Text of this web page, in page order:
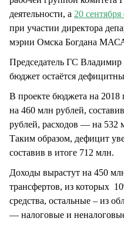
деятельности, а 20
при участии директора
мэрии Омска Богдана
Председатель ГС
бюджет остаётся
В проекте бюджета на
на 460 млн рублей,
рублей, расходов — на 532
Таким образом, дефицит
составив в итоге 712 млн.
Доходы вырастут на 450
трансфертов, из которых
средства, остальные – из
— налоговые и